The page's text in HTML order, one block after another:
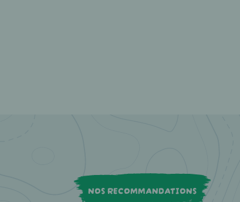
NOS RECOMMANDATIONS